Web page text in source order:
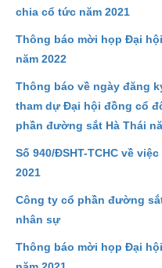
chia cổ tức năm 2021
Thông báo mời họp Đại
năm 2022
Thông báo về ngày đăng
tham dự Đại hội đồng cổ
phần đường sắt Hà Thái
Số 940/ĐSHT-TCHC về
2021
Công ty cổ phần đường
nhân sự
Thông báo mời họp Đại